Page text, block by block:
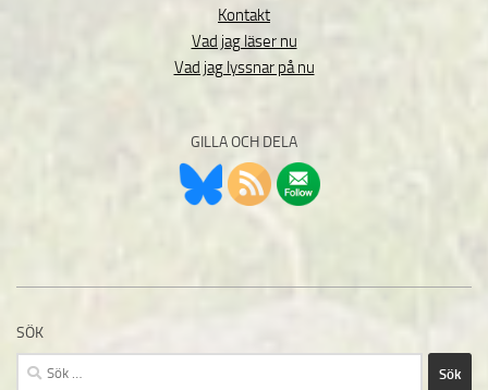
Kontakt
Vad jag läser nu
Vad jag lyssnar på nu
GILLA OCH DELA
SÖK
Sök